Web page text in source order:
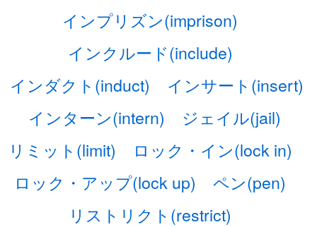
インプリズン(imprison)
インクルード(include)
インダクト(induct)
インサート(insert)
インターン(intern)
ジェイル(jail)
リミット(limit)
ロック・イン(lock in)
ロック・アップ(lock up)
ペン(pen)
リストリクト(restrict)